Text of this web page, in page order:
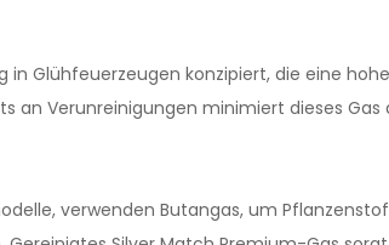
Glühfeuerzeugen konzipiert, die eine
Verunreinigungen minimiert dieses Gas
verwenden Butangas, um